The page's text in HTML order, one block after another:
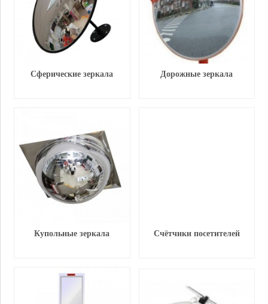
Сферические зеркала Дорожные зеркала
Купольные зеркала Счётчики посетителей